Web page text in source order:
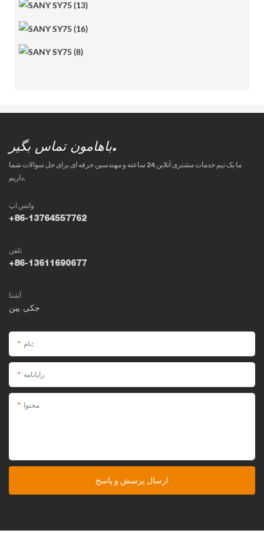
باهامون تماس بگير.
ما یک تیم خدمات مشتری آنلاین 24 ساعته و مهندسین حرفه ای برای حل سوالات شما
داریم.
واتس اپ
+86-13764557762
تلفن
+86-13611690677
آشنا
جکی یین
نام:
رایانامه
محتوا
ارسال پرسش و پاسخ